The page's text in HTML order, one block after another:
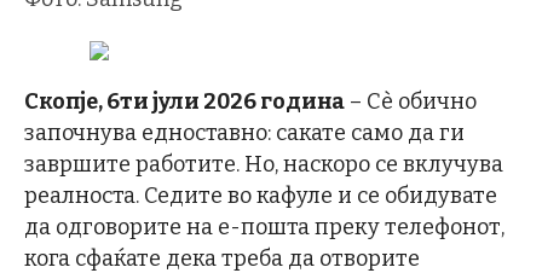
Скопје, 6ти јули 2026 година – Сè обично
започнува едноставно: сакате само да ги
завршите работите. Но, наскоро се вклучува
реалноста. Седите во кафуле и се обидувате
да одговорите на е-пошта преку телефонот,
кога сфаќате дека треба да отворите